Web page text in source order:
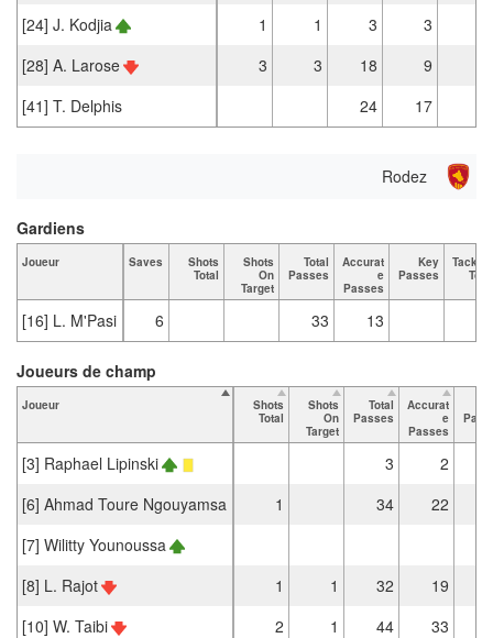
[24] J. Kodjia
1 1 3
3
[28] A. Larose
3 3 18
9
[41] T. Delphis
24 17
Rodez
Joueur Saves
Shots
Total
Shots
On
Target
Total
Passes
Accurat
e
Passes
Key
Passes
Tackles
Total
[16] L. M'Pasi 6 33 13
Gardiens
Joueur
Shots
Total
Shots
On
Target
Total
Passes
Accurat
e
Passes
[3] Raphael Lipinski 3
2
[6] Ahmad Toure Ngouyamsa
1 34
22
[7] Wilitty Younoussa
[8] L. Rajot
1 1 32
19
[10] W. Taibi
2 1 44 33
Joueurs de champ